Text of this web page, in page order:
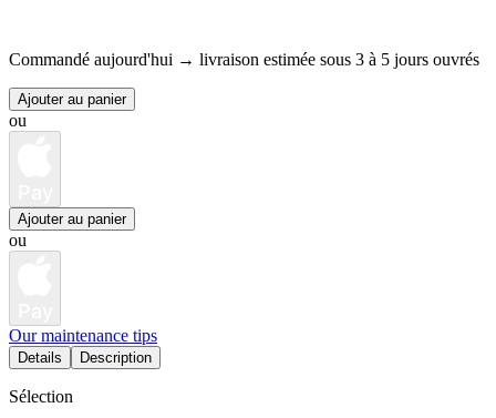
Commandé aujourd'hui → livraison estimée sous 3 à 5 jours ouvrés
Ajouter au panier
ou
Ajouter au panier
ou
Our maintenance tips
Details Description
Sélection